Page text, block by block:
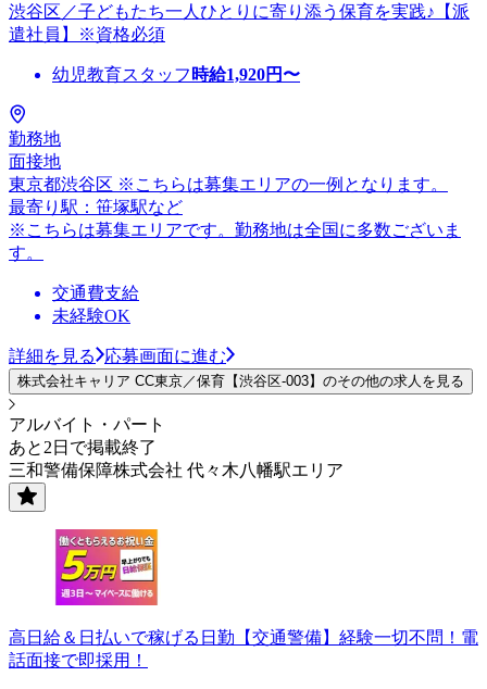
渋谷区／子どもたち一人ひとりに寄り添う保育を実践♪【派
遣社員】※資格必須
幼児教育スタッフ 時給1,920円〜
勤務地
面接地
東京都渋谷区 ※こちらは募集エリアの一例となります。
最寄り駅：笹塚駅など
※こちらは募集エリアです。勤務地は全国に多数ございま
す。
交通費支給
未経験OK
詳細を見る 応募画面に進む
株式会社キャリア CC東京／保育【渋谷区-003】のその他の求人を見る
アルバイト・パート
あと2日で掲載終了
三和警備保障株式会社 代々木八幡駅エリア
高日給＆日払いで稼げる日勤【交通警備】経験一切不問！電
話面接で即採用！